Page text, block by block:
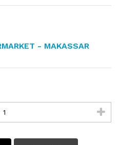
- MAKASSAR